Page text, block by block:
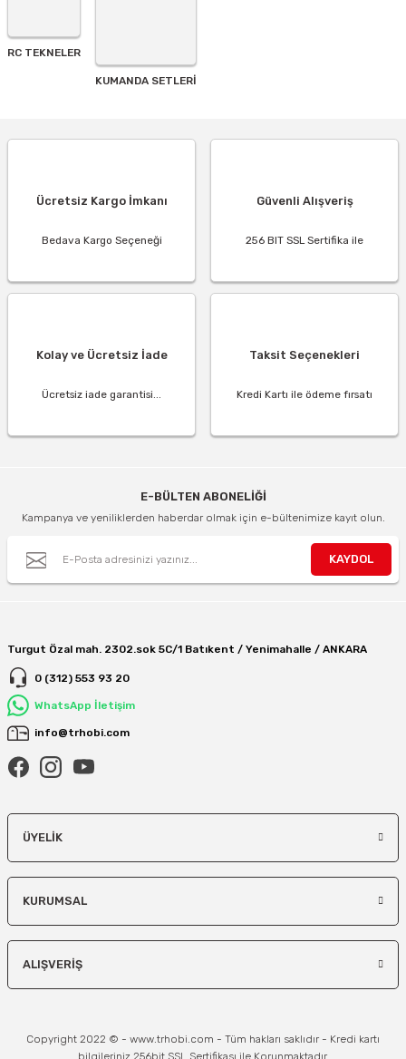
RC TEKNELER
KUMANDA SETLERİ
Ücretsiz Kargo İmkanı
Bedava Kargo Seçeneği
Güvenli Alışveriş
256 BIT SSL Sertifika ile
Kolay ve Ücretsiz İade
Ücretsiz iade garantisi...
Taksit Seçenekleri
Kredi Kartı ile ödeme fırsatı
E-BÜLTEN ABONELİĞİ
Kampanya ve yeniliklerden haberdar olmak için e-bültenimize kayıt olun.
KAYDOL
Turgut Özal mah. 2302.sok 5C/1 Batıkent / Yenimahalle / ANKARA
0 (312) 553 93 20
WhatsApp İletişim
info@trhobi.com
ÜYELIK
KURUMSAL
ALIŞVERIŞ
Copyright 2022 © - www.trhobi.com - Tüm hakları saklıdır - Kredi kartı